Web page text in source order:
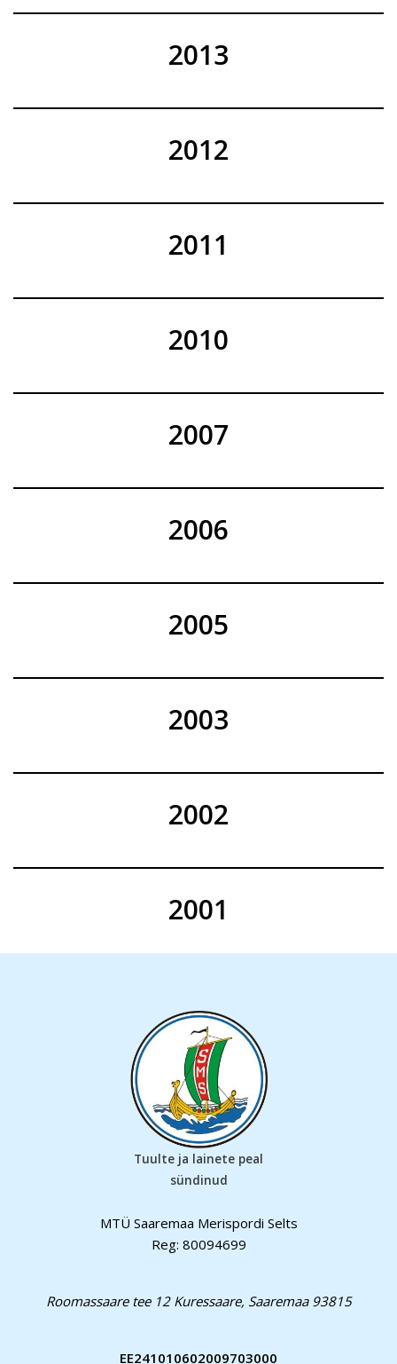
2013
2012
2011
2010
2007
2006
2005
2003
2002
2001
Tuulte ja lainete peal
sündinud
MTÜ Saaremaa Merispordi Selts
Reg: 80094699
Roomassaare tee 12 Kuressaare, Saaremaa 93815
EE241010602009703000